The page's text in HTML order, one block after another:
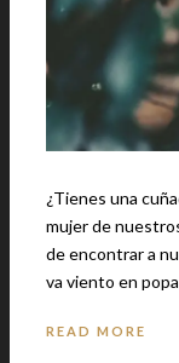
¿Tienes una cuñada así?
mujer de
de encontrar a nuestra
va viento en
READ MORE